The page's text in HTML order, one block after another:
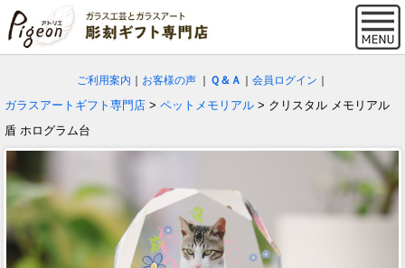
ご利用案内 お客様の声 Ｑ＆Ａ 会員ログイン
ガラスアートギフト専門店 > ペットメモリアル > クリスタル メモリアル
盾 ホログラム台